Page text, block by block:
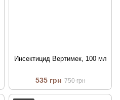
Инсектицид Вертимек, 100 мл
535 грн 750 грн